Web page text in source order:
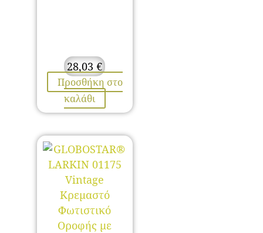
28,03€
Προσθήκη στο
καλάθι